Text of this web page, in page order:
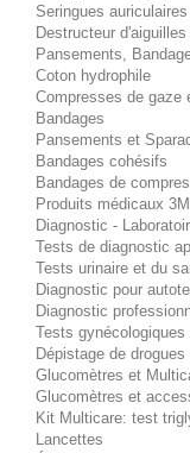
Seringues
Destructeur
Pansements,
Coton hydrophile
Compresses de gaze
Bandages
Pansements et
Bandages cohésifs
Bandages de
Produits médicaux 3M
Diagnostic -
Tests de diagnostic
Tests urinaire et du
Diagnostic pour
Diagnostic
Tests gynécologiques
Dépistage de drogues
Glucomètres et
Glucomètres et
Kit Multicare: test
Lancettes